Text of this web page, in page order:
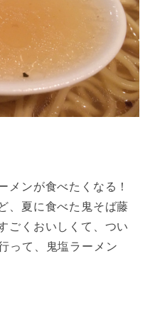
メンが食べたくなる！
、夏に食べた鬼そば藤
ごくおいしくて、つい
って、鬼塩ラーメン